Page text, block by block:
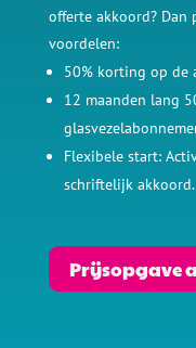
offerte akkoord?
voordelen:
50% korting op de
12 maanden lang
Flexibele start:
schriftelijk akkoord.
Prijsopgave